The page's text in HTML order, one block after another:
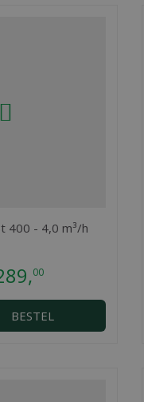
400 - 4,0 m³/h
,00
BESTEL